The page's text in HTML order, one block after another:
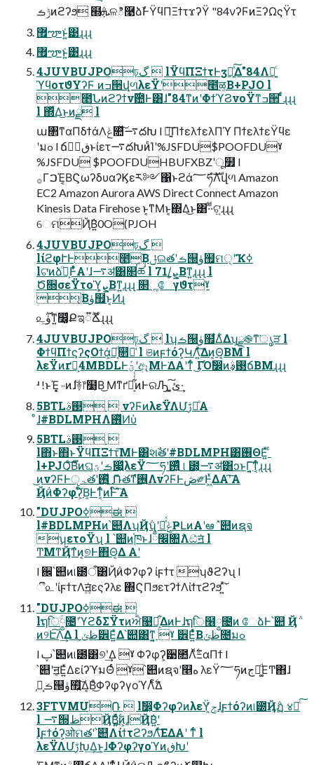
ݱࡏͷϩʔϧ ๭ܞଳి࿩ձࣾͰΫϥΠΞϯτϫʔΫ "84νʔϜͷΞʔΩςΫτ
޿ౡͱ͍͑͹ɻɻɻ
޿ౡͱ͍͑͹ɻɻɻ
4JUVBUJPOঢ়گ  lΫϥΠΞϯτͰӡ༻͍ͯ͠Δ"84Λ༻͍ͨ
ϓϥοτϑΥʔϜ ͷߏ੒վળλεΫʹ೥ळ͔Β+PJO l
೥Նͷϩʔϯν࣌఺Ͱ͸ɺ"84ͳͷʹΦϯϓϨνοΫͳߏ੒ ͩͬͨɻɻɻ
l ΍ͬͯΔ͜ͱͷྫ l
ա৒ͳαΠδϯάΛݟ௚ͯ͠࠷దԽ l ৽͍͠ΠϯελϯελΠϓ ΠϯελϯεΫϥε
ʹมߋ l ճઢ૿ڧͱίετ࠷దԽͷͨΊʹ%JSFDU$POOFDUˠ
%JSFDU $POOFDUHBUFXBZʹू໿ l
࡞ΓࠐΈ͔ΒϚωʔδυαʔϏεར༻΁ͱϩά؅ཧํࣜΛվળ Amazon
EC2 Amazon Aurora AWS Direct Connect Amazon
Kinesis Data Firehose ͱ͔ͳΜͱ͔΍Δ͜ͱ͸·ͩ·ͩଟ͍ɻɻɻ
େମҊ݅͘Β͍0O(PJOH
4JUVBUJPOঢ়گ 
lίϩφՒͰ೥݄͔Βݪଇతʹࡏ୐ۈ຿ମ੍ʹҠߦ
lଟ͘ͷձ͕ࣾͦ͏Ͱ͋ͬͨΑ͏ʹɺ࠷ॳ͸௒ࠞཚ l 71/͕ܨ͕Βͳ͍ɻɻɻ l
Ծ૝σεΫτοϓ͕ܨ͕Βͳ͍ɻɻɻ ௒ૣேγϑτˠ
͔Βۈ຿ͱ͔Ͷɻ
௨ۈ͕࣌ؒͳ͍෼͚ͩՔಇ࣌ؒ૿Ճɻɻɻ
4JUVBUJPOঢ়گ  lʮࡏ୐ۈ຿͋Δ͋Δʯ͕ྫ֎ͳ͘ൃੜ l
ΦϯϥΠϯϛʔςΟϯά͕Կ͔ͩ௒૿͑ͨ l ଞͷϝϯόʔ͕ԿΛ͍ͯ͠Δͷ͔Θ͔ΒΜ l
λεΫͷґཔ͕4MBDLͰؾܰʹඈΜͰ͘ΔΑ͏ʹͳͬͨ ͜ΓΌࣗ෼ͷ࢓ࣄ͕ճΒΜɻɻɻ
ʴ !ͱΈ͓͔ ˓˓ͷ݅ɺؔ࿈෦໳͔Β͜ Μͳґཔ͕͋ͬͨͷͰରԠ ͓ئ͍͠·͢
5BTL࢓ࣄ  νʔϜͷλεΫΛՄࢹԽͤΑ
ͦ͏ɺ#BDLMPHΛ࢖ͬͯͶὑ
5BTL࢓ࣄ 
l΋ͱ΋ͱΫϥΠΞϯτ͞ΜͰ͸શࣾతʹ#BDLMPH͸࢖ΘΕ͍ͯ ͨ
l+PJO͔ͨ࣌͠Βͦͷଘࡏʹؾ෇͍ͯλεΫ؅ཧʹ࢖͍ͬͯͨ ୲ ౰͕࠷ॳ͸ͻͱΓ͔͍͠ͳ͔ͬͨɻɻɻ
͜ͷνʔϜͰੵۃతʹ࢖͍ͬͯ͜͏ ޮՌతͳ࢖͍ํΛνʔϜͰڞ༗Ͱ͖ͯΔΑ͏ʹ͠Α͏
Ҋ݅ͷΦʔφʔ͕໌Β͔Ͱͳ͔ͬͨͷͰ໌֬ʹ͠Α͏
"DUJPOߦಈ 
l#BDLMPHͷ՝୊ΛʮҊ݅ʯʹݟཱͯͯҎԼͷΑ͏ʹఆٛ ՝୊ͷຊจ
ʮετοΫʯ l ՝୊ͷ֓ཁͱɺ׬ྃ৚݅Λඞͣॻ͘ l
ͲΜͳҊ݅ͳͷ͔୭Ͱ΋Θ͔Δ Α͏ʹ
l ਌՝୊ͷ୲౰ऀ͸Ҋ݅ͷΦʔφʔ ίϝϯτ ʮϑϩʔʯ l
ී௨ʹίϝϯτΛॻ͍ͯεςʔλε ΍ϚΠϧετʔϯΛίϯτϩʔϧ͠ ͍ͯ͘
"DUJPOߦಈ 
lຖि༵ۚ೔ʹϓϩδΣΫτͷਐ௙ձ͕͋ΔͷͰɺຖि໦༵೔ͷ ேձͰ՝୊ Ҋ݅
ͷ୨Է͠Λ͢Δ l ظݶ͕੾Ε͍ͯΔ՝୊͸ͳ͍͔ ˠ ੾Ε͍ͯͨΒظݶ೔มߋ
l ࢠ՝୊ͷ୲౰͸୭ʹ͢Δ ˠ Φʔφʔ͕੹೚Λ࣋ͬͯΞαΠϯ l
՝୊ʹॻ͔Ε͍ͯΔείʔϓมΘͬͨ ˠ՝୊ͷຊจʹ௥ه λεΫ؅ཧͷجຊ͚ͩΕͲ΋ɺ
֤͕ࣗࡏ୐ۈ຿͍ͯ͠Δ͔Βͦ͜ΦʔφʔγοϓΛ࣋ͨͤΔ
3FTVMU݁Ռ  lࣗ෼͕ΦʔφʔͷλεΫ͕ݮͬͯɺ֤ϝϯόʔͷ୲౰Ҋ͕݅ฏ ४Խͨ͠
l ࠷੝ظҊ݅͘Β͍͍࣋ͬͯͨͷ͕ɺҊ݅͘Β͍ʹ
l֤ϝϯόʔ͕ओମతʹ՝୊ΛίϯτϩʔϧΛͯ͘͠ΕΔΑ͏ʹ ͳͬͨ l
λεΫΛՄࢹԽ͢Δ͜ͱ͕ɺΦʔφʔγοϓͷڧԽʹ